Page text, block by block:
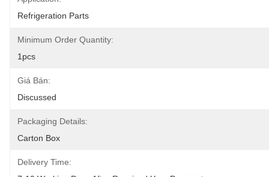
Refrigeration Parts
Minimum Order Quantity:
1pcs
Giá Bán:
Discussed
Packaging Details:
Carton Box
Delivery Time: